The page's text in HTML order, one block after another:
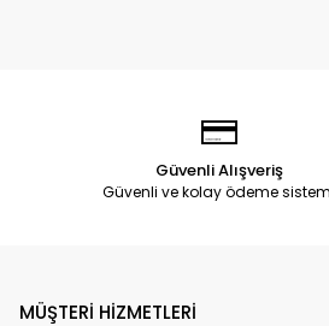
Güvenli Alışveriş
Güvenli ve kolay ödeme
MÜŞTERİ HİZMETLERİ